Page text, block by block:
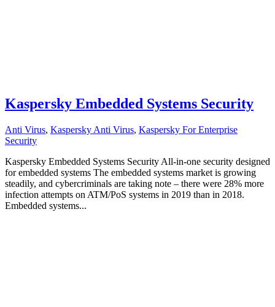
Kaspersky Embedded Systems Security
Anti Virus, Kaspersky Anti Virus, Kaspersky For Enterprise
Security
Kaspersky Embedded Systems Security All-in-one security designed
for embedded systems The embedded systems market is growing
steadily, and cybercriminals are taking note – there were 28% more
infection attempts on ATM/PoS systems in 2019 than in 2018.
Embedded systems...